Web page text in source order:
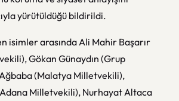
yürütüldüğü bildirildi.
isimler arasında Ali Mahir Başarır
Gökan Günaydın (Grup
(Malatya Milletvekili),
Milletvekili), Nurhayat Altaca